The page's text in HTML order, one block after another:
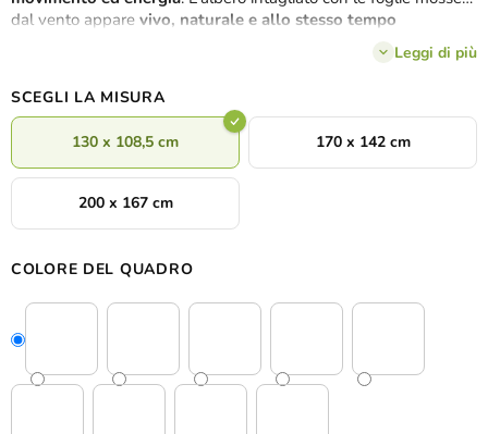
dal vento appare vivo, naturale e allo stesso tempo
. Ogni dettaglio è lavorato con precisione per far
e il delicato gioco di luci e
adattano perfettamente al vostro arredamento.
Leggi di più
SCEGLI LA MISURA
130 x 108,5 cm 170 x 142 cm
200 x 167 cm
COLORE DEL QUADRO